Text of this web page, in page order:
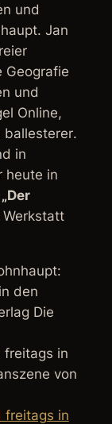
und
Jan
Geografie
und
Online,
ballesterer.
in
heute in
„Der
den
Die
freitags in
von
freitags in